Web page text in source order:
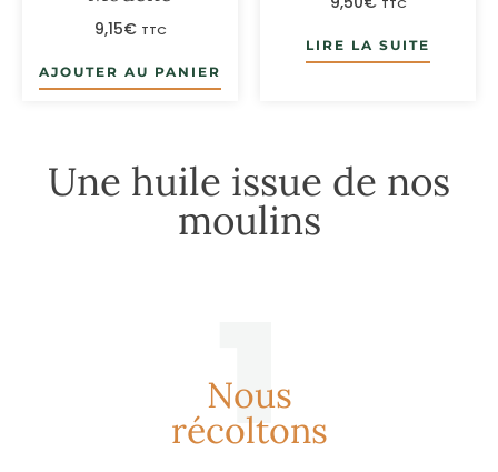
9,15€ TTC
AJOUTER AU PANIER
TTC
LIRE LA SUITE
Une huile issue de nos
moulins
1
Nous
récoltons